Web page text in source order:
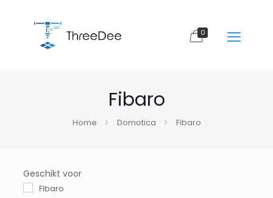
0
Fibaro
Home Domotica Fibaro
Geschikt voor
Fibaro